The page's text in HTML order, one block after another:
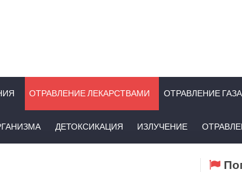
ОТРАВЛЕНИЕ ЛЕКАРСТВАМИ ОТРАВЛЕНИЕ
ДЕТОКСИКАЦИЯ ИЗЛУЧЕНИЕ